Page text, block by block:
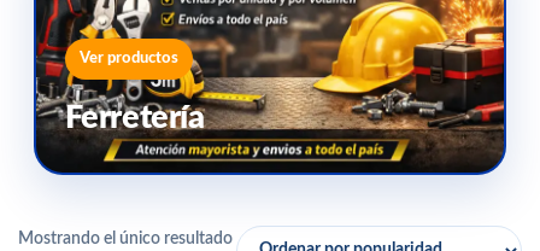
Ver productos
Ferretería
Mostrando el único resultado